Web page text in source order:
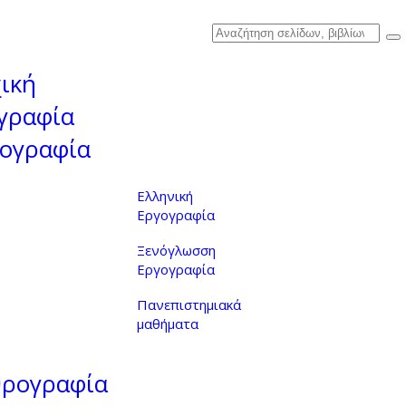
Ελληνική
Εργογραφία
Ξενόγλωσση
Εργογραφία
Πανεπιστημιακά
μαθήματα